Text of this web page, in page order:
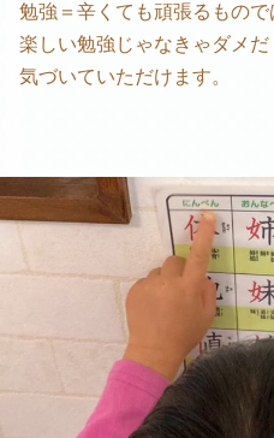
勉強＝辛くても頑張るもので
楽しい勉強じゃなきゃダメだ
気づいていただけます。